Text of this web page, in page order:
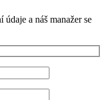
údaje a náš manažer se